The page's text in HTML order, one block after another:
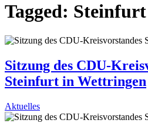
Tagged: Steinfurt
Sitzung des CDU-
Steinfurt in Wettringen
Aktuelles